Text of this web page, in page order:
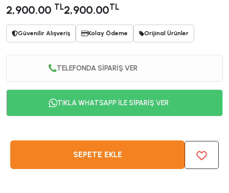
2,900.00 TL2,900.00TL
Güvenilir Alışveriş Kolay Ödeme Orijinal Ürünler
TELEFONDA SİPARİŞ VER
TIKLA WHATSAPP İLE SİPARİŞ VER
SEPETE EKLE